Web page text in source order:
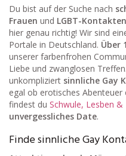
Du bist auf der Suche nach
Frauen und LGBT-Kontakten
hier genau richtig! Wir sind
Portale in Deutschland. Über
unserer farbenfrohen
Liebe und zwanglosen
unkompliziert sinnliche Gay
egal ob erotisches
findest du Schwule, Lesben &
unvergessliches Date.
Finde sinnliche Gay